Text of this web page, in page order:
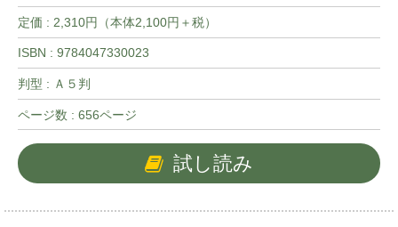
定価 : 2,310円（本体2,100円＋税）
ISBN : 9784047330023
判型 : Ａ５判
ページ数 : 656ページ
試し読み